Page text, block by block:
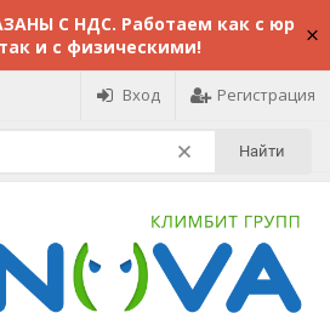
С НДС. Работаем как с юр
и с физическими!
Вход Регистрация
Найти